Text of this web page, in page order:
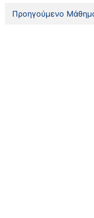
Προηγούμενο